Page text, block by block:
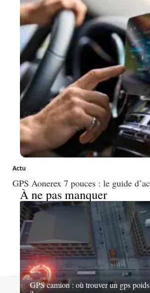
Actu
GPS Aonerex 7 pouces : le guide
À ne pas manquer
GPS camion : où trouver un gps
Contact Mentions légales